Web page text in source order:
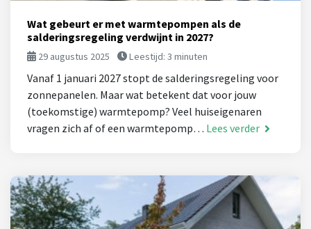
Wat gebeurt er met warmtepompen als de
salderingsregeling verdwijnt in 2027?
29 augustus 2025 Leestijd: 3 minuten
Vanaf 1 januari 2027 stopt de salderingsregeling voor
zonnepanelen. Maar wat betekent dat voor jouw
(toekomstige) warmtepomp? Veel huiseigenaren
vragen zich af of een warmtepomp… Lees verder